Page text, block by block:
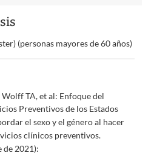
(personas mayores de 60 años)
TA, et al: Enfoque del
Preventivos de los Estados
el sexo y el género al hacer
clínicos preventivos.
de 2021):